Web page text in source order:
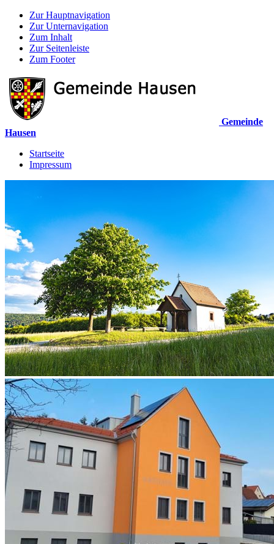
Zur Hauptnavigation
Zur Unternavigation
Zum Inhalt
Zur Seitenleiste
Zum Footer
Gemeinde
Hausen
Startseite
Impressum